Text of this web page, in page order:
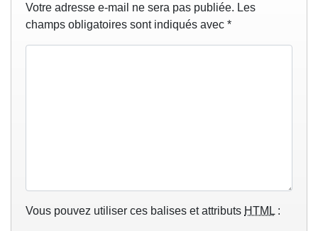
Votre adresse e-mail ne sera pas publiée. Les
champs obligatoires sont indiqués avec *
Vous pouvez utiliser ces balises et attributs HTML :